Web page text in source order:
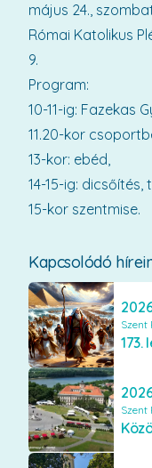
Kapcsolódó
Szent
Szent
május 24.,
Római Katolikus
9.
Program:
10-11-ig: Fazekas
11.20-kor
13-kor: ebéd,
14-15-ig:
15-kor szentmise.